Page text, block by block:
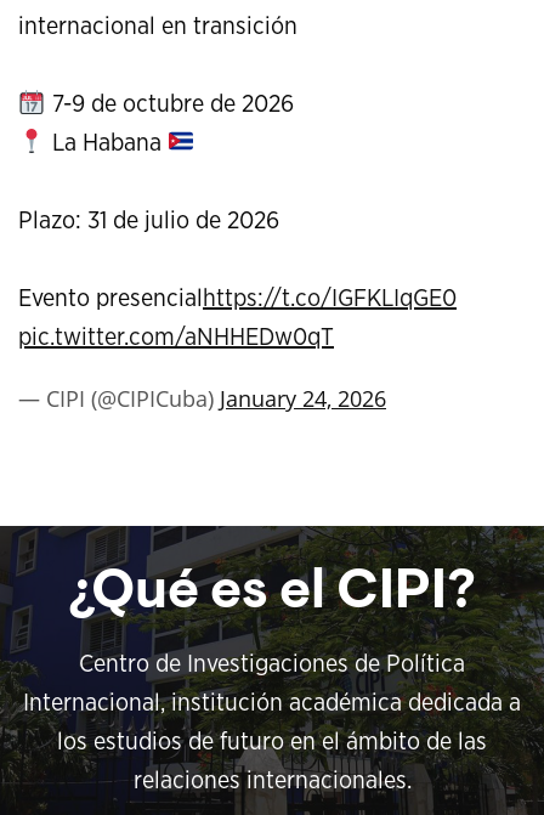
internacional en transición
7-9 de octubre de 2026
La Habana
Plazo: 31 de julio de 2026
Evento presencial https://t.co/IGFKLIqGE0
pic.twitter.com/aNHHEDw0qT
— CIPI (@CIPICuba) January 24, 2026
¿Qué es el CIPI?
Centro de Investigaciones de Política
Internacional, institución académica dedicada a
los estudios de futuro en el ámbito de las
relaciones internacionales.